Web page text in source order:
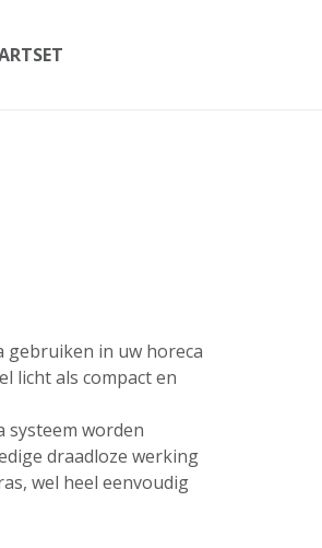
gebruiken in uw horeca
licht als compact en
systeem worden
draadloze werking
wel heel eenvoudig